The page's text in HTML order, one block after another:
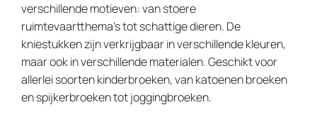
verschillende motieven: van stoere
ruimtevaartthema’s tot schattige dieren. De
kniestukken zijn verkrijgbaar in verschillende kleuren,
maar ook in verschillende materialen. Geschikt voor
allerlei soorten kinderbroeken, van katoenen broeken
en spijkerbroeken tot joggingbroeken.